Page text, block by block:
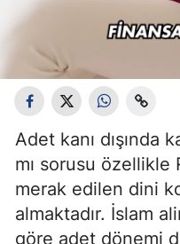
Adet kanı dışında
mı sorusu özellikle
merak edilen dini
almaktadır. İslam
göre adet dönemi